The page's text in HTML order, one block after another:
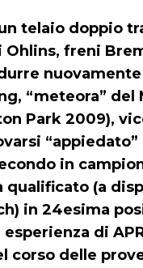
telaio doppio
freni
nuovamente
, “meteora” del
Park 2009),
in
(a
in 24esima
di
corso delle